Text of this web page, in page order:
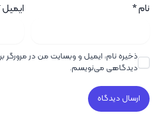
نام* ایمیل
ذخیره نام، ایمیل و وبسایت من در مرورگر
دیدگاهی می‌نویسم.